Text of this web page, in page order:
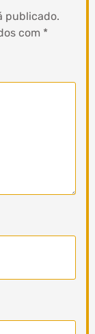
publicado.
com *